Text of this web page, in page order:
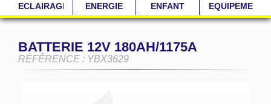
ECLAIRAGE ENERGIE ENFANT EQUIPEMENT
BATTERIE 12V 180AH/1175A
RÉFÉRENCE : YBX3629